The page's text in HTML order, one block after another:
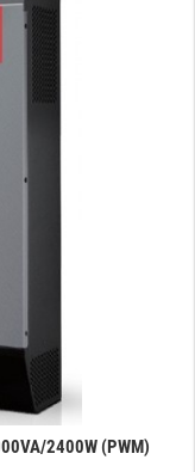
2400W (PWM)